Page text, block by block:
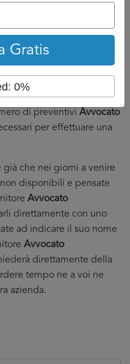
dalle telefonate e
tempo necessario ai
la vostra scelta.
di preventivi Avvocato
per effettuare una
già che nei giorni a venire
disponibili e pensate
Avvocato
direttamente con uno
ad indicare il suo nome
Avvocato
direttamente della
tempo ne a voi ne
azienda.
Gratis
0%